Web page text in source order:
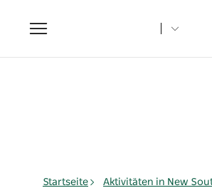
Toggle
navigation
Startseite Aktivitäten in New